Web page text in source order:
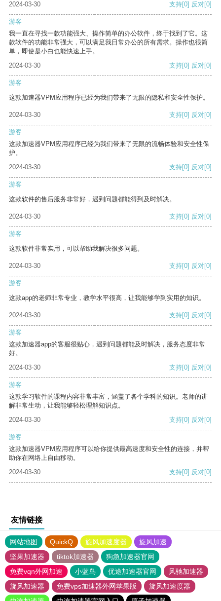
2024-03-30
支持[0] 反对[0]
游客
我一直在寻找一款功能强大、操作简单的办公软件，终于找到了它。这
款软件的功能非常强大，可以满足我日常办公的所有需求。操作也很简
单，即使是小白也能快速上手。
2024-03-30
支持[0] 反对[0]
游客
这款加速器VPM应用程序已经为我们带来了无限的隐私和安全性保护。
2024-03-30 支持[0] 反对[0]
游客
这款加速器VPM应用程序已经为我们带来了无限的流畅体验和安全性保
护。
2024-03-30
支持[0] 反对[0]
游客
这款软件的售后服务非常好，遇到问题都能得到及时解决。
2024-03-30 支持[0] 反对[0]
游客
这款软件非常实用，可以帮助我解决很多问题。
2024-03-30 支持[0] 反对[0]
游客
这款app的老师非常专业，教学水平很高，让我能够学到实用的知识。
2024-03-30 支持[0] 反对[0]
游客
这款加速器app的客服很贴心，遇到问题都能及时解决，服务态度非常
好。
2024-03-30
支持[0] 反对[0]
游客
这款学习软件的课程内容非常丰富，涵盖了各个学科的知识。老师的讲
解非常生动，让我能够轻松理解知识点。
2024-03-30
支持[0] 反对[0]
游客
这款加速器VPM应用程序可以给你提供最高速度和安全性的连接，并帮
助你在网络上自由移动。
2024-03-30
支持[0] 反对[0]
友情链接
网站地图 QuickQ 旋风加速度器
旋风加速
坚果加速器
tiktok加速器
狗急加速器官网
免费vqn外网加速
小蓝鸟 优途加速器官网
风驰加速器
旋风加速器
免费vps加速器外网苹果版
旋风加速度器